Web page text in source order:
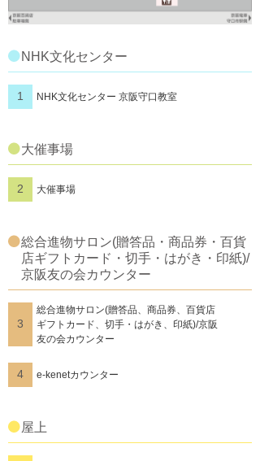
NHK文化センター
1 NHK文化センター 京阪守口教室
大催事場
2 大催事場
総合進物サロン(贈答品・商品券・百貨
店ギフトカード・切手・はがき・印紙)/
京阪友の会カウンター
3
総合進物サロン(贈答品、商品券、百貨店
ギフトカード、切手・はがき、印紙)/京阪
友の会カウンター
4 e-kenetカウンター
屋上